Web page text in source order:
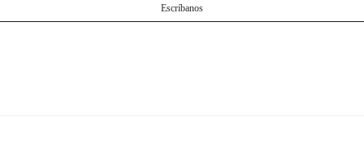
Escríbanos